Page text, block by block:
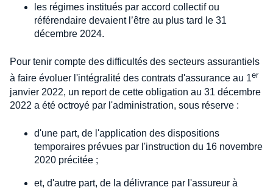
les régimes institués par accord collectif ou
référendaire devaient l’être au plus tard le 31
décembre 2024.
Pour tenir compte des difficultés des secteurs assurantiels
à faire évoluer l'intégralité des contrats d'assurance au 1er
janvier 2022, un report de cette obligation au 31 décembre
2022 a été octroyé par l'administration, sous réserve :
d'une part, de l'application des dispositions
temporaires prévues par l'instruction du 16 novembre
2020 précitée ;
et, d'autre part, de la délivrance par l'assureur à